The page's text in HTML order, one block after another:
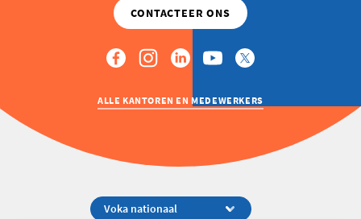
ALLE KANTOREN EN MEDEWERKERS